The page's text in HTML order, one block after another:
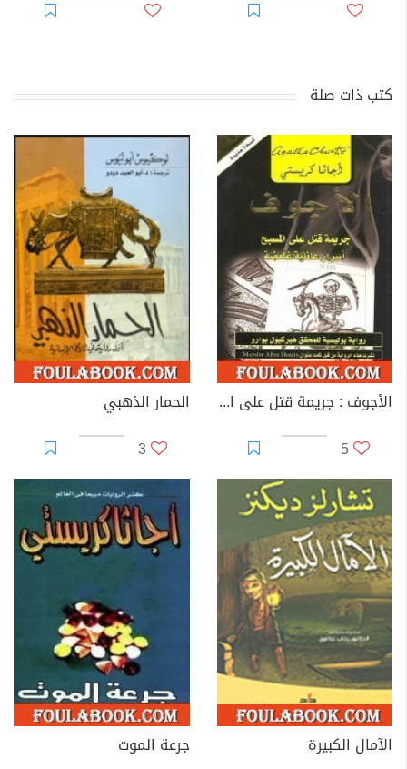
كتب ذات صلة
الأجوف : جريمة قتل على المسبح أسرار عائلية غامضة
5
الحمار الذهبي
3
الآمال الكبيرة جرعة الموت